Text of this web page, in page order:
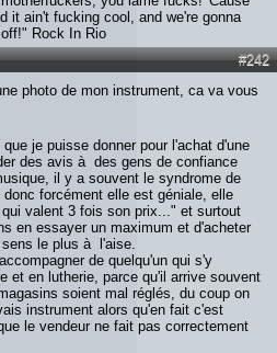
it ain't fucking cool, and we're gonna
Rock In Rio
Just keep getting better over the
#242
photo de mon instrument, ca va vous
je puisse donner pour l'achat d'une
des avis à des gens de confiance
il y a souvent le syndrome de
forcément elle est géniale, elle
valent 3 fois son prix..." et surtout
en essayer un maximum et d'acheter
le plus à l'aise.
de quelqu'un qui s'y
et en lutherie, parce qu'il arrive souvent
soient mal réglés, du coup on
instrument alors qu'en fait c'est
le vendeur ne fait pas correctement